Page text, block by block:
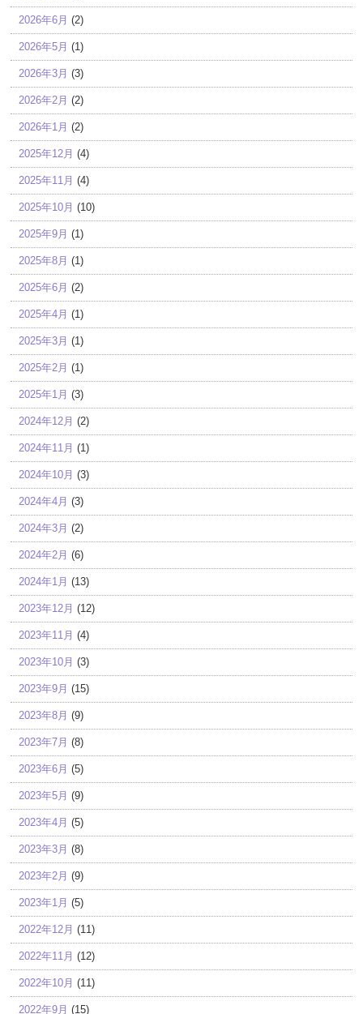
2026年6月 (2)
2026年5月 (1)
2026年3月 (3)
2026年2月 (2)
2026年1月 (2)
2025年12月 (4)
2025年11月 (4)
2025年10月 (10)
2025年9月 (1)
2025年8月 (1)
2025年6月 (2)
2025年4月 (1)
2025年3月 (1)
2025年2月 (1)
2025年1月 (3)
2024年12月 (2)
2024年11月 (1)
2024年10月 (3)
2024年4月 (3)
2024年3月 (2)
2024年2月 (6)
2024年1月 (13)
2023年12月 (12)
2023年11月 (4)
2023年10月 (3)
2023年9月 (15)
2023年8月 (9)
2023年7月 (8)
2023年6月 (5)
2023年5月 (9)
2023年4月 (5)
2023年3月 (8)
2023年2月 (9)
2023年1月 (5)
2022年12月 (11)
2022年11月 (12)
2022年10月 (11)
2022年9月 (15)